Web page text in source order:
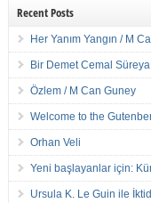
Recent Posts
Her Yanım Yangın / M
Bir Demet Cemal
Özlem / M Can Guney
Welcome to the
Orhan Veli
Yeni başlayanlar için:
Ursula K. Le Guin ile